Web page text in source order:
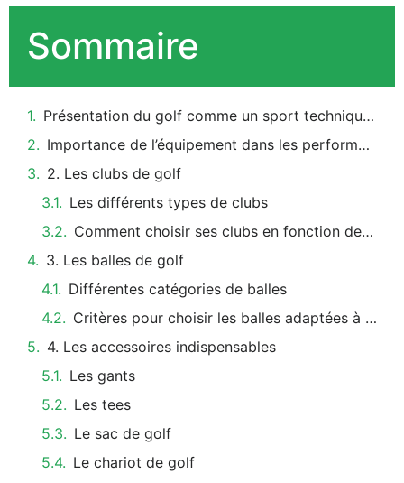
Sommaire
Présentation du golf comme un sport technique et stratégique
Importance de l’équipement dans les performances
2. Les clubs de golf
Les différents types de clubs
Comment choisir ses clubs en fonction de son niveau et style de jeu
3. Les balles de golf
Différentes catégories de balles
Critères pour choisir les balles adaptées à son jeu
4. Les accessoires indispensables
Les gants
Les tees
Le sac de golf
Le chariot de golf